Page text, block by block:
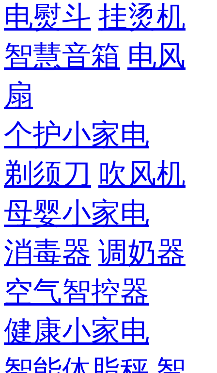
电熨斗 挂烫机
智慧音箱 电风
扇
个护小家电
剃须刀 吹风机
母婴小家电
消毒器 调奶器
空气智控器
健康小家电